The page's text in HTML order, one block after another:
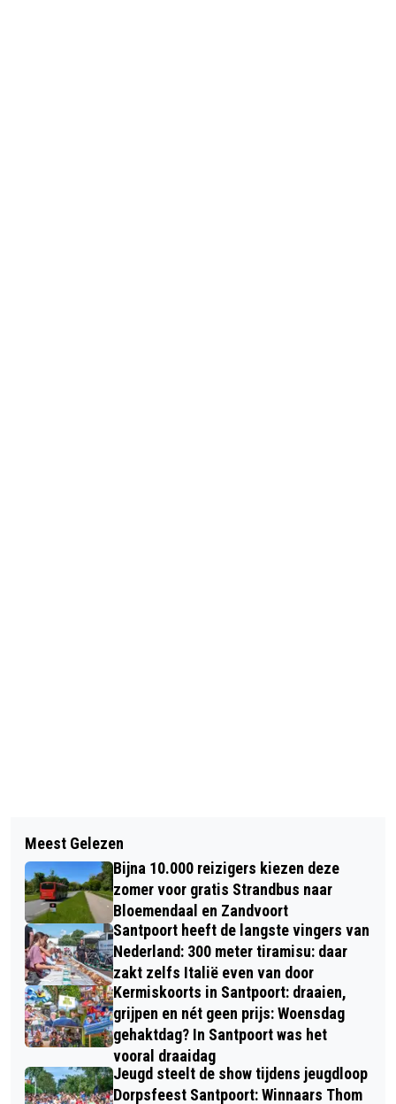
BRANDWEER BLUST DUINBRAND
NABIJ BOKKEDOORNS
NOVA COLLEGE DONEERT MEUBELS
VOOR ONDERWIJS GAMBIA
Meest Gelezen
Bijna 10.000 reizigers kiezen deze
zomer voor gratis Strandbus naar
Bloemendaal en Zandvoort
Santpoort heeft de langste vingers van
Nederland: 300 meter tiramisu: daar
zakt zelfs Italië even van door
Kermiskoorts in Santpoort: draaien,
grijpen en nét geen prijs: Woensdag
gehaktdag? In Santpoort was het
vooral draaidag
Jeugd steelt de show tijdens jeugdloop
Dorpsfeest Santpoort: Winnaars Thom